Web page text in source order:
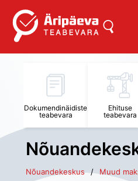
Dokumendinäidiste
teabevara
Ehituse
teabevara
Nõuandekeskus
Muud